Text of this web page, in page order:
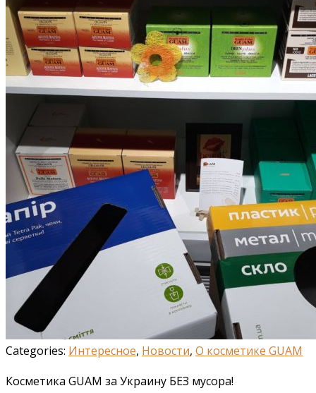
Categories: Интересное, Новости, О косметике GUAM
Косметика GUAM за Украину БЕЗ мусора!